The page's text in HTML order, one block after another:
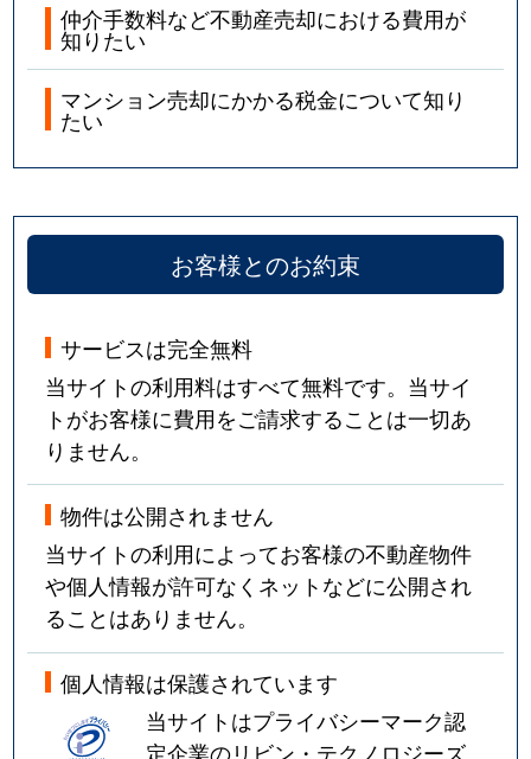
仲介手数料など不動産売却における費用が
知りたい
マンション売却にかかる税金について知り
たい
お客様とのお約束
サービスは完全無料
当サイトの利用料はすべて無料です。当サイ
トがお客様に費用をご請求することは一切あ
りません。
物件は公開されません
当サイトの利用によってお客様の不動産物件
や個人情報が許可なくネットなどに公開され
ることはありません。
個人情報は保護されています
当サイトはプライバシーマーク認
定企業のリビン・テクノロジーズ